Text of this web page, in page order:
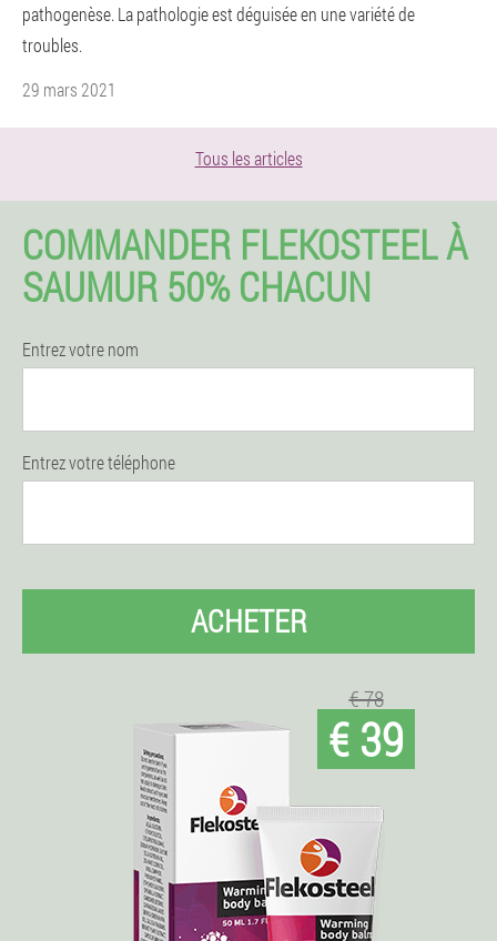
pathogenèse. La pathologie est déguisée en une variété de
troubles.
29 mars 2021
Tous les articles
COMMANDER FLEKOSTEEL À
SAUMUR 50% CHACUN
Entrez votre nom
Entrez votre téléphone
ACHETER
€ 78
€ 39